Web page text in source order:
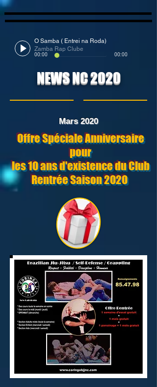
O Samba ( Entrei na Roda)
Zamba Rap Clube
00:00 00:00
NEWS NC 2020
Mars 2020
Offre Spéciale Anniversaire
pour
les 10 ans d'existence du Club
Rentrée Saison 2020